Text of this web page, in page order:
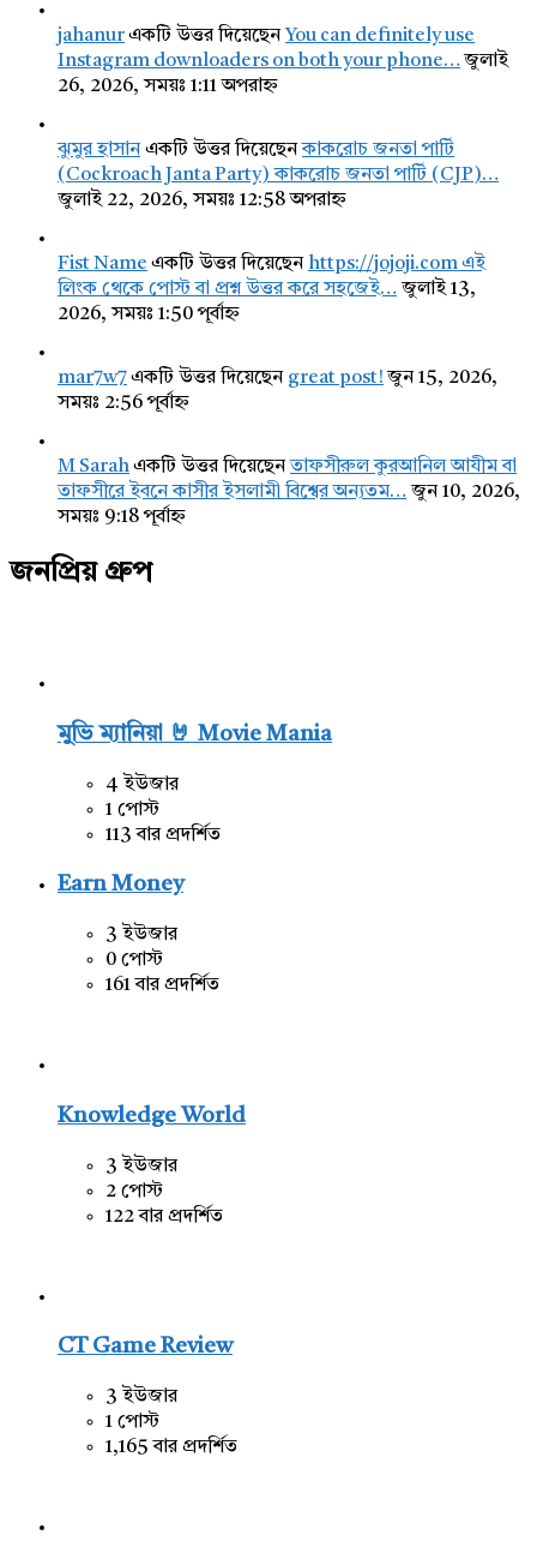
jahanurএকটি উত্তর দিয়েছেন You can definitely use
Instagram downloaders on both your phone… জুলাই
26, 2026, সময়ঃ 1:11 অপরাহ্ন
ঝুমুর হাসানএকটি উত্তর দিয়েছেনকাকরোচ জনতা পার্টি
(Cockroach Janta Party) কাকরোচ জনতা পার্টি (CJP)…
জুলাই 22, 2026, সময়ঃ 12:58 অপরাহ্ন
Fist Name একটি উত্তর দিয়েছেন https://jojoji.com এই
লিংক থেকে পোস্ট বা প্রশ্ন উত্তর করে সহজেই… জুলাই 13,
2026, সময়ঃ 1:50 পূর্বাহ্ন
mar7w7একটি উত্তর দিয়েছেন great post! জুন 15, 2026,
সময়ঃ 2:56 পূর্বাহ্ন
M Sarahএকটি উত্তর দিয়েছেনতাফসীরুল কুরআনিল আযীম বা
তাফসীরে ইবনে কাসীর ইসলামী বিশ্বের অন্যতম… জুন 10, 2026,
সময়ঃ 9:18 পূর্বাহ্ন
জনপ্রিয় গ্রুপ
মুভি ম্যানিয়া 🤘 Movie Mania
4 ইউজার
1 পোস্ট
113 বার প্রদর্শিত
Earn Money
3 ইউজার
0 পোস্ট
161 বার প্রদর্শিত
Knowledge World
3 ইউজার
2 পোস্ট
122 বার প্রদর্শিত
CT Game Review
3 ইউজার
1 পোস্ট
1,165 বার প্রদর্শিত